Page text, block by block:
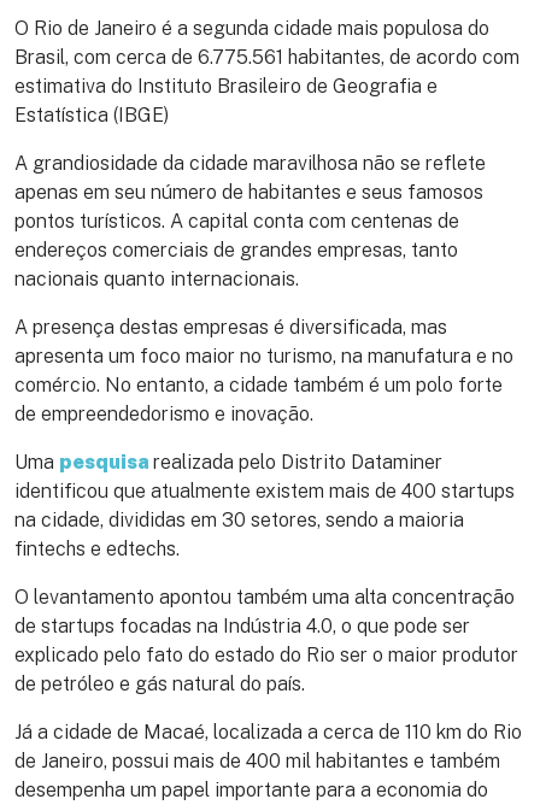
O Rio de Janeiro é a segunda cidade mais populosa do
Brasil, com cerca de 6.775.561 habitantes, de acordo com
estimativa do Instituto Brasileiro de Geografia e
Estatística (IBGE)
A grandiosidade da cidade maravilhosa não se reflete
apenas em seu número de habitantes e seus famosos
pontos turísticos. A capital conta com centenas de
endereços comerciais de grandes empresas, tanto
nacionais quanto internacionais.
A presença destas empresas é diversificada, mas
apresenta um foco maior no turismo, na manufatura e no
comércio. No entanto, a cidade também é um polo forte
de empreendedorismo e inovação.
Uma pesquisa realizada pelo Distrito Dataminer
identificou que atualmente existem mais de 400 startups
na cidade, divididas em 30 setores, sendo a maioria
fintechs e edtechs.
O levantamento apontou também uma alta concentração
de startups focadas na Indústria 4.0, o que pode ser
explicado pelo fato do estado do Rio ser o maior produtor
de petróleo e gás natural do país.
Já a cidade de Macaé, localizada a cerca de 110 km do Rio
de Janeiro, possui mais de 400 mil habitantes e também
desempenha um papel importante para a economia do